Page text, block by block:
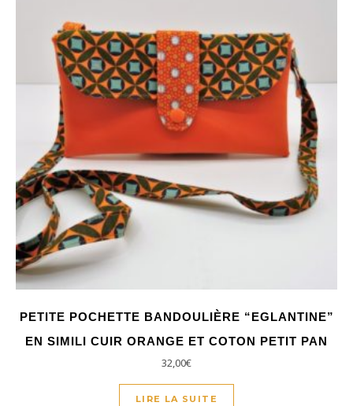
PETITE POCHETTE BANDOULIÈRE “EGLANTINE”
EN SIMILI CUIR ORANGE ET COTON PETIT PAN
32,00€
LIRE LA SUITE